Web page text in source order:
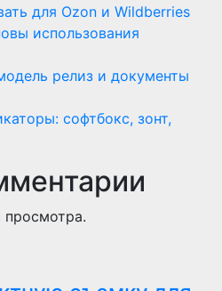
для Ozon и Wildberries
использования
релиз и документы
софтбокс, зонт,